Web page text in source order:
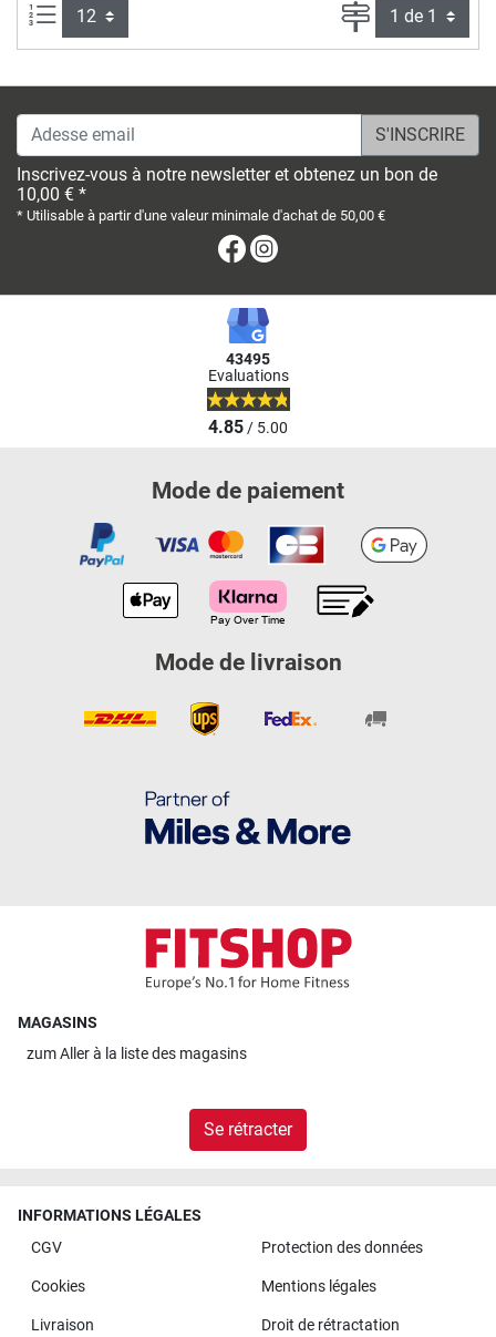
Articles par page : Page
Adesse email
Inscrivez-vous à notre newsletter et obtenez un bon de
10,00 € *
* Utilisable à partir d'une valeur minimale d'achat de 50,00 €
Facebook
43495
Evaluations
4.85/ 5.00
Mode de paiement
Mode de livraison
MAGASINS
zumAller à la liste des magasins
Se rétracter
INFORMATIONS LÉGALES
CGV
Protection des données
Cookies Mentions légales
Livraison Droit de rétractation